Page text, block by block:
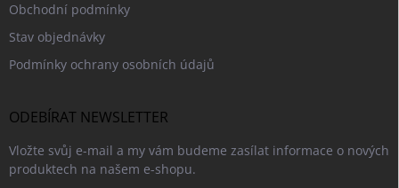
Obchodní podmínky
Stav objednávky
Podmínky ochrany osobních údajů
ODEBÍRAT NEWSLETTER
Vložte svůj e-mail a my vám budeme zasílat informace o nových
produktech na našem e-shopu.